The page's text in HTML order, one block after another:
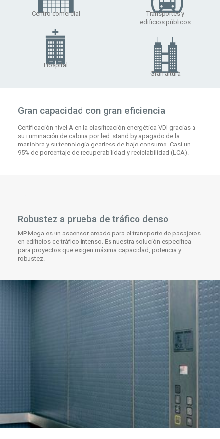
Centro comercial
Hospital
Transportes y
edificios públicos
Gran altura
Gran capacidad con gran eficiencia
Certificación nivel A en la clasificación energética VDI gracias a
su iluminación de cabina por led, stand by apagado de la
maniobra y su tecnología gearless de bajo consumo. Casi un
95% de porcentaje de recuperabilidad y reciclabilidad (LCA).
Robustez a prueba de tráfico denso
MP Mega es un ascensor creado para el transporte de pasajeros
en edificios de tráfico intenso. Es nuestra solución específica
para proyectos que exigen máxima capacidad, potencia y
robustez.